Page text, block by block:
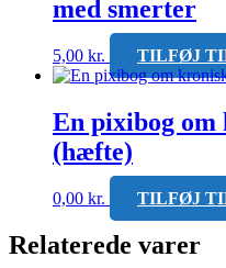
med smerter
5,00 kr. TILFØJ
En pixibog om
(hæfte)
0,00 kr. TILFØJ
Relaterede varer